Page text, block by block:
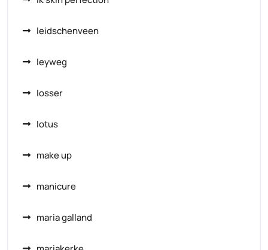
leidschenveen
leyweg
losser
lotus
make up
manicure
maria galland